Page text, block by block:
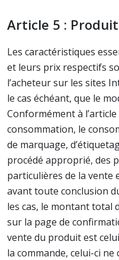
Article 5 :
Les caractéristiques
et leurs prix respectifs
l’acheteur sur les sites
le cas échéant, que le
Conformément à
consommation, le
de marquage,
procédé approprié, des
particulières de la vente
avant toute conclusion
les cas, le montant total
sur la page de
vente du produit est
la commande, celui-ci